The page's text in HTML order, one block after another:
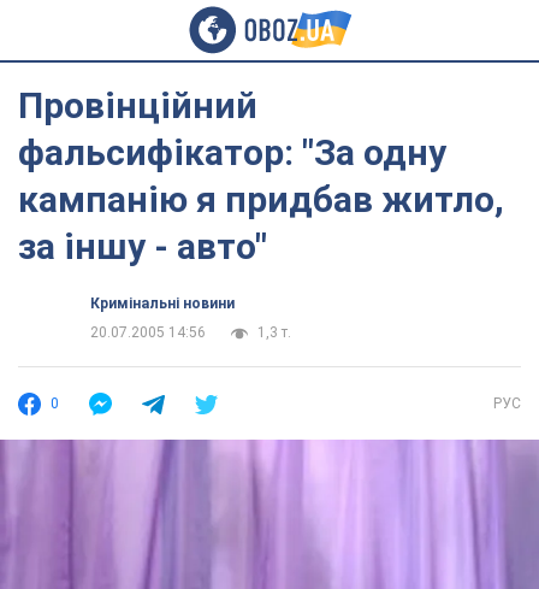
Провінційний
фальсифікатор: "За одну
кампанію я придбав житло,
за іншу - авто"
Кримінальні новини
20.07.2005 14:56
1,3 т.
0 РУС